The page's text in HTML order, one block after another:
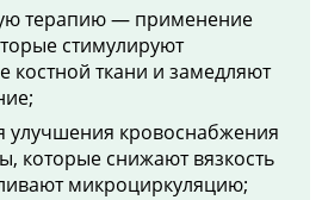
терапию — применение
стимулируют
костной ткани и замедляют
улучшения кровоснабжения
которые снижают вязкость
микроциркуляцию;